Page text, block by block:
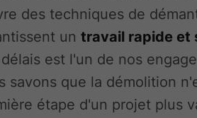
des techniques de
untravail rapide et
est l'un de nos
savons que la démolition
étape d'un projet plus